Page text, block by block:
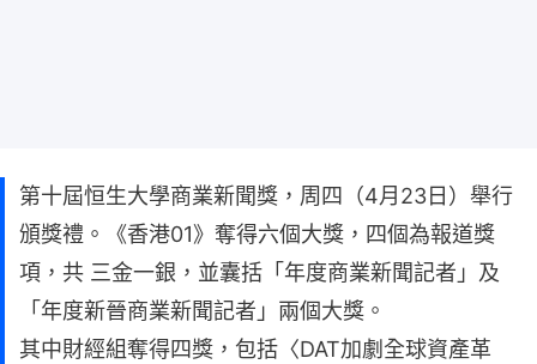
第十屆恒生大學商業新聞獎，周四（4月23日）舉行
頒獎禮。《香港01》奪得六個大獎，四個為報道獎
項，共 三金一銀，並囊括「年度商業新聞記者」及
「年度新晉商業新聞記者」兩個大獎。
其中財經組奪得四獎，包括〈DAT加劇全球資產革